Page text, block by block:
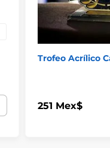
Trofeo Acrílico
251 Mex$